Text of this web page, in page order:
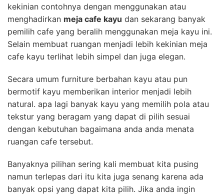
kekinian contohnya dengan menggunakan atau
menghadirkan meja cafe kayu dan sekarang banyak
pemilih cafe yang beralih menggunakan meja kayu ini.
Selain membuat ruangan menjadi lebih kekinian meja
cafe kayu terlihat lebih simpel dan juga elegan.
Secara umum furniture berbahan kayu atau pun
bermotif kayu memberikan interior menjadi lebih
natural. apa lagi banyak kayu yang memilih pola atau
tekstur yang beragam yang dapat di pilih sesuai
dengan kebutuhan bagaimana anda anda menata
ruangan cafe tersebut.
Banyaknya pilihan sering kali membuat kita pusing
namun terlepas dari itu kita juga senang karena ada
banyak opsi yang dapat kita pilih. Jika anda ingin